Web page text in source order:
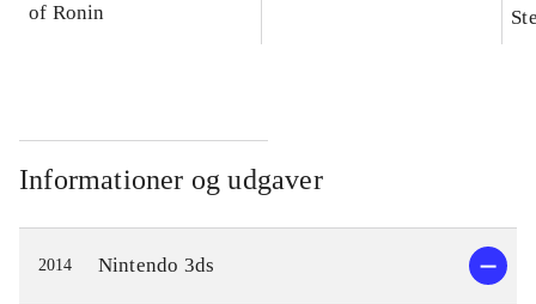
of Ronin
Informationer og udgaver
2014 Nintendo 3ds